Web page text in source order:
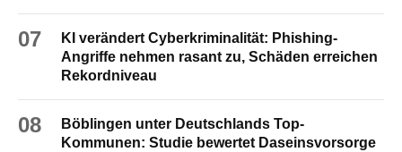
07
KI verändert Cyberkriminalität: Phishing-
Angriffe nehmen rasant zu, Schäden erreichen
Rekordniveau
08
Böblingen unter Deutschlands Top-
Kommunen: Studie bewertet Daseinsvorsorge